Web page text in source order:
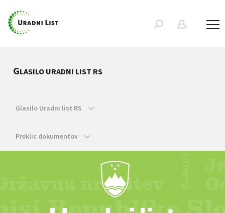
GLASILO URADNI LIST RS
Glasilo Uradni list RS
Preklic dokumentov